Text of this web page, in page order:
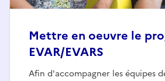
Mettre en oeuvre le
EVAR/EVARS
Afin d'accompagner les équipes